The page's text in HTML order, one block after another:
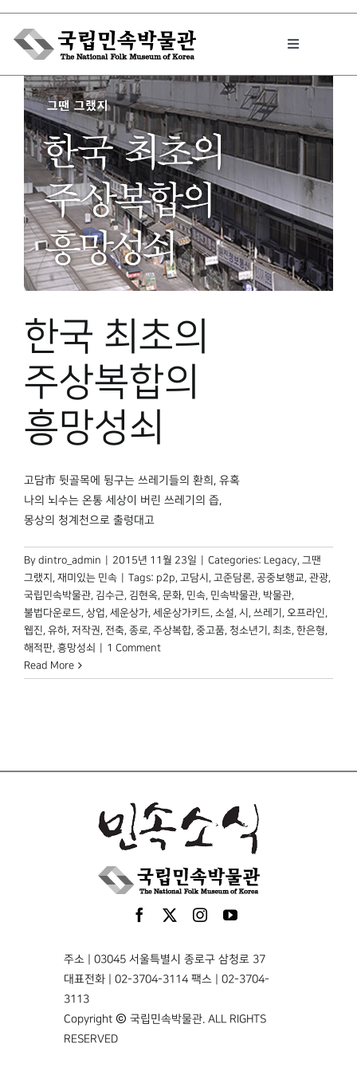
Skip
content
Toggle
박물관에서는
민속이야기
민속 인사이드
박물관 홈페이지
한국 최초의
주상복합의
흥망성쇠
고담市 뒷골목에 뒹구는 쓰레기들의 환희, 유혹
나의 뇌수는 온통 세상이 버린 쓰레기의 즙,
몽상의 청계천으로 출렁대고
By dintro_admin 2015년 11월 23일 Categories: Legacy, 그땐
그랬지 , 재미있는 민속 Tags: p2p, 고담시 , 고준담론, 공중보행교, 관광,
국립민속박물관, 김수근, 김현옥, 문화, 민속, 민속박물관, 박물관,
불법다운로드, 상업, 세운상가, 세운상가키드, 소설, 시 , 쓰레기 , 오프라인,
웹진, 유하, 저작권, 전축, 종로, 주상복합, 중고품, 청소년기 , 최초, 한은형,
해적판, 흥망성쇠
1 Comment
Read More
주소 | 03045 서울특별시 종로구 삼청로 37
대표전화 | 02-3704-3114 팩스 | 02-3704-
3113
Copyright © 국립민속박물관. ALL RIGHTS
RESERVED